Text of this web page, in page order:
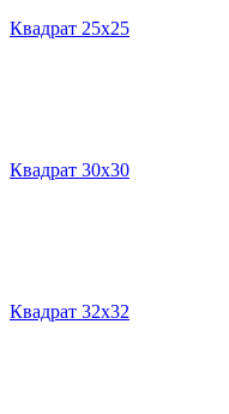
Квадрат 25х25
Квадрат 30х30
Квадрат 32х32